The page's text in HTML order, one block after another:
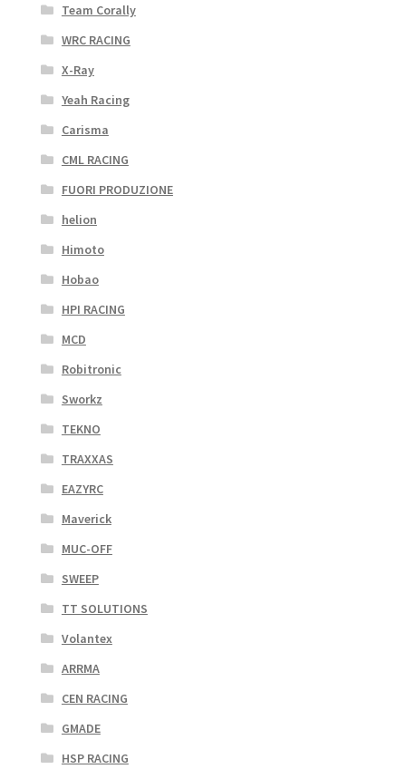
Team Corally
WRC RACING
X-Ray
Yeah Racing
Carisma
CML RACING
FUORI PRODUZIONE
helion
Himoto
Hobao
HPI RACING
MCD
Robitronic
Sworkz
TEKNO
TRAXXAS
EAZYRC
Maverick
MUC-OFF
SWEEP
TT SOLUTIONS
Volantex
ARRMA
CEN RACING
GMADE
HSP RACING